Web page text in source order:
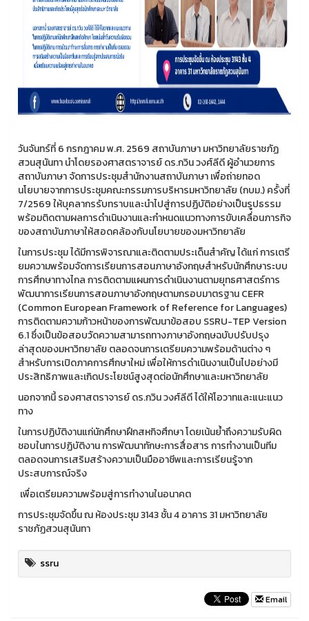
วันจันทร์ที่ 6 กรกฎาคม พ.ศ. 2569 สถาบันภาษา มหาวิทยาลัยราชภัฏ
สวนสุนันทา นำโดยรองศาสตราจารย์ ดร.กวิน วงศ์ลีดี ผู้อำนวยการ
สถาบันภาษา จัดการประชุมสำนักงานสถาบันภาษา เพื่อถ่ายทอด
นโยบายจากการประชุมคณะกรรมการบริหารมหาวิทยาลัย (กบม.) ครั้งที่
7/2569 ให้บุคลากรรับทราบและนำไปสู่การปฏิบัติอย่างเป็นรูปธรรม
พร้อมติดตามผลการดำเนินงานและกำหนดแนวทางการขับเคลื่อนภารกิจ
ของสถาบันภาษาให้สอดคล้องกับนโยบายของมหาวิทยาลัย
ในการประชุม ได้มีการพิจารณาและติดตามประเด็นสำคัญ ได้แก่ การเตรี
ยมความพร้อมจัดการเรียนการสอนภาษาอังกฤษสำหรับนักศึกษาระบบ
การศึกษาทางไกล การติดตามแผนการดำเนินงานตามยุทธศาสตร์การ
พัฒนาการเรียนการสอนภาษาอังกฤษตามกรอบมาตรฐาน CEFR
(Common European Framework of Reference for Languages)
การติดตามความก้าวหน้าของการพัฒนาข้อสอบ SSRU-TEP Version
6.1 ซึ่งเป็นข้อสอบวัดความสามารถทางภาษาอังกฤษฉบับปรับปรุง
ล่าสุดของมหาวิทยาลัย ตลอดจนการเตรียมความพร้อมด้านต่าง ๆ
สำหรับการเปิดภาคการศึกษาใหม่ เพื่อให้การดำเนินงานเป็นไปอย่างมี
ประสิทธิภาพและเกิดประโยชน์สูงสุดต่อนักศึกษาและมหาวิทยาลัย
นอกจากนี้ รองศาสตราจารย์ ดร.กวิน วงศ์ลีดี ได้ให้โอวาทและแนะแนว
ทาง
ในการปฏิบัติงานแก่นักศึกษาฝึกสหกิจศึกษา โดยเน้นย้ำถึงความรับผิด
ชอบในการปฏิบัติงาน การพัฒนาทักษะการสื่อสาร การทำงานเป็นทีม
ตลอดจนการเสริมสร้างความเป็นมืออาชีพและการเรียนรู้จาก
ประสบการณ์จริง
เพื่อเตรียมความพร้อมสู่การทำงานในอนาคต
การประชุมจัดขึ้น ณ ห้องประชุม 3143 ชั้น 4 อาคาร 31 มหาวิทยาลัย
ราชภัฏสวนสุนันทา
ssru
Email